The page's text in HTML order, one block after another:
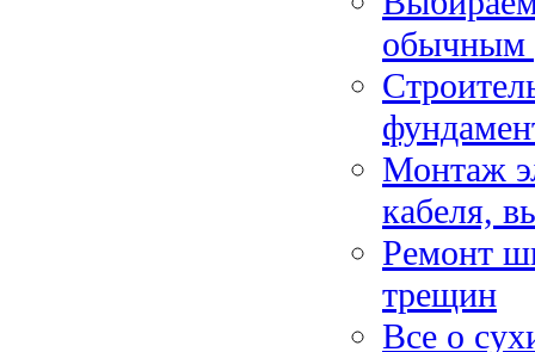
обычным
Монтаж
кабеля,
Ремонт
трещин
Все о